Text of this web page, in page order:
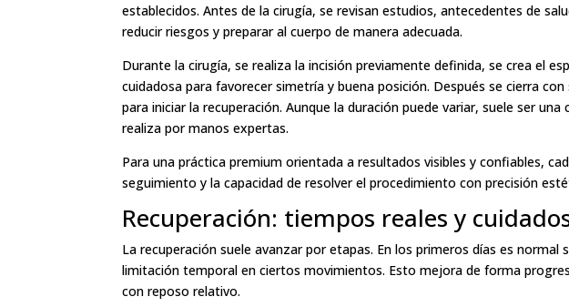
establecidos. Antes de la cirugía, se revisan estudios, antecedentes de
reducir riesgos y preparar al cuerpo de manera adecuada.
Durante la cirugía, se realiza la incisión previamente definida, se crea el
cuidadosa para favorecer simetría y buena posición. Después se cierra
para iniciar la recuperación. Aunque la duración puede variar, suele ser
realiza por manos expertas.
Para una práctica premium orientada a resultados visibles y confiables,
seguimiento y la capacidad de resolver el procedimiento con precisión
Recuperación: tiempos reales y
La recuperación suele avanzar por etapas. En los primeros días es
limitación temporal en ciertos movimientos. Esto mejora de forma
con reposo relativo.